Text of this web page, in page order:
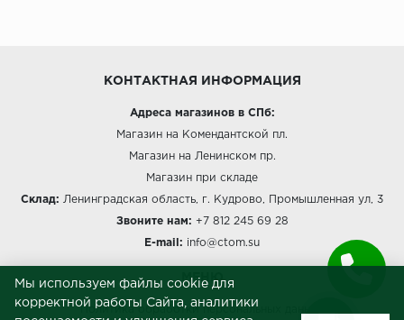
КОНТАКТНАЯ ИНФОРМАЦИЯ
Адреса магазинов в СПб:
Магазин на Комендантской пл.
Магазин на Ленинском пр.
Магазин при складе
Склад: Ленинградская область, г. Кудрово, Промышленная ул, 3
Звоните нам: +7 812 245 69 28
E-mail: info@ctom.su
МЕНЮ
Политика обработки персональных данных
Мы используем файлы cookie для
корректной работы Сайта, аналитики